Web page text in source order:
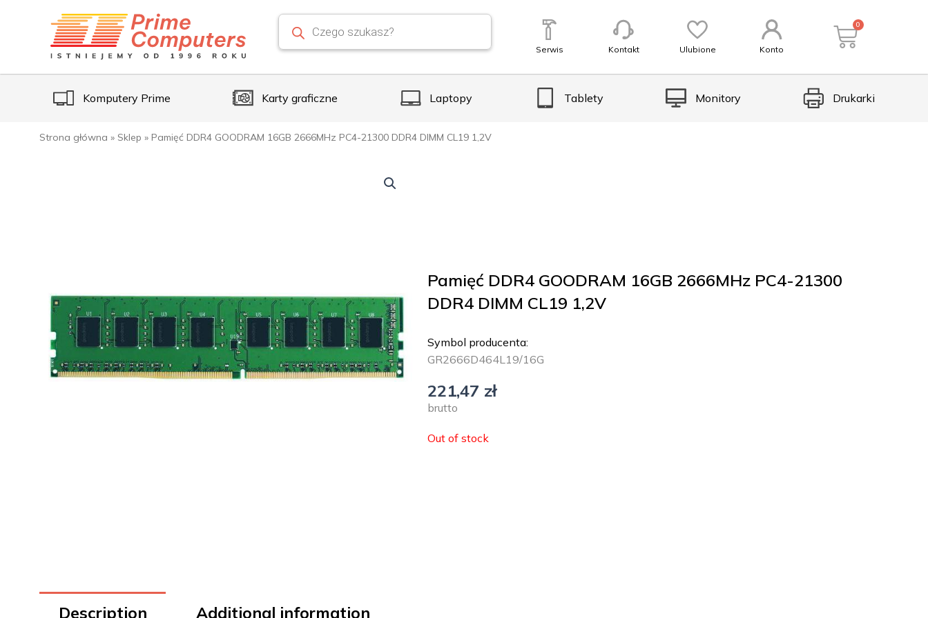
Serwis Kontakt Ulubione Konto
0
Komputery Prime Karty graficzne Laptopy Tablety Monitory Drukarki
Strona główna » Sklep » Pamięć DDR4 GOODRAM 16GB 2666MHz PC4-21300 DDR4 DIMM CL19 1,2V
Pamięć DDR4 GOODRAM 16GB 2666MHz PC4-21300
DDR4 DIMM CL19 1,2V
Symbol producenta:
GR2666D464L19/16G
221,47 zł
brutto
Out of stock
Description Additional information